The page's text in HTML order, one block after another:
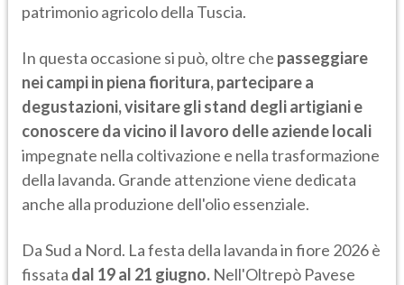
patrimonio agricolo della Tuscia.
In questa occasione si può, oltre che passeggiare
nei campi in piena fioritura, partecipare a
degustazioni, visitare gli stand degli artigiani e
conoscere da vicino il lavoro delle aziende locali
impegnate nella coltivazione e nella trasformazione
della lavanda. Grande attenzione viene dedicata
anche alla produzione dell'olio essenziale.
Da Sud a Nord. La festa della lavanda in fiore 2026 è
fissata dal 19 al 21 giugno. Nell'Oltrepò Pavese